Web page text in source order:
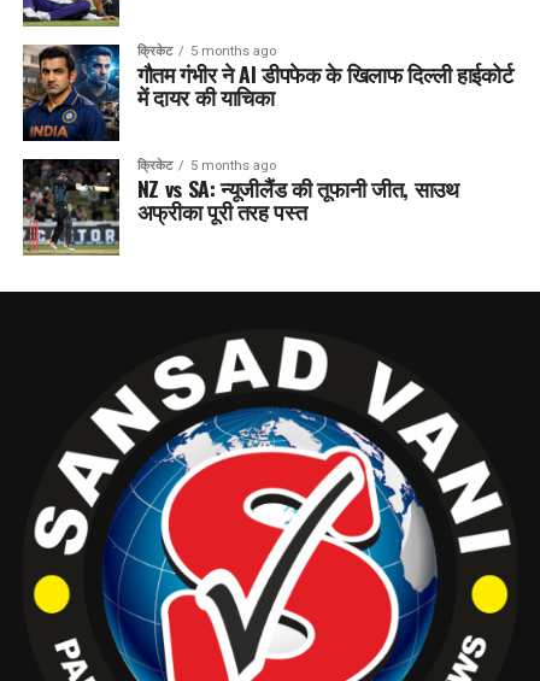
क्रिकेट 5 months ago
गौतम गंभीर ने AI डीपफेक के खिलाफ दिल्ली हाईकोर्ट
में दायर की याचिका
क्रिकेट 5 months ago
NZ vs SA: न्यूजीलैंड की तूफानी जीत, साउथ
अफ्रीका पूरी तरह पस्त